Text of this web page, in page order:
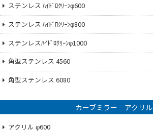
ステンレス ﾊｲﾄﾞﾛｸﾘｰﾝφ600
ステンレス ﾊｲﾄﾞﾛｸﾘｰﾝφ800
ステンレスﾊｲﾄﾞﾛｸﾘｰﾝφ1000
角型ステンレス 4560
角型ステンレス 6080
カーブミラー アクリル
アクリル φ600